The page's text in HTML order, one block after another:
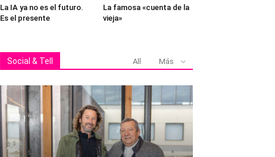
La IA ya no es el futuro.
Es el presente
La famosa «cuenta de la
vieja»
Social & Tell All Más